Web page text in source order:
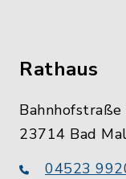
Rathaus
Bahnhofstraße
23714 Bad
04523